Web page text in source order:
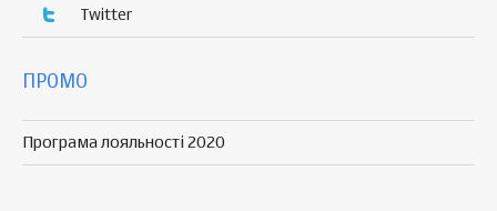
Twitter
ПРОМО
Програма лояльності 2020